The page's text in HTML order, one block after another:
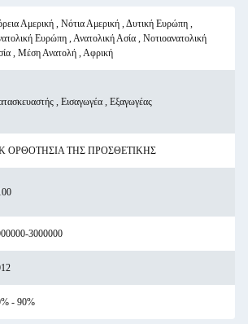
Αμερική , Νότια Αμερική , Δυτική Ευρώπη ,
Ευρώπη , Ανατολική Ασία , Νοτιοανατολική
, Μέση Ανατολή , Αφρική
, Εισαγωγέα , Εξαγωγέας
ΟΡΘΟΤΗΣΙΑ ΤΗΣ ΠΡΟΣΘΕΤΙΚΗΣ
3000000
- 90%